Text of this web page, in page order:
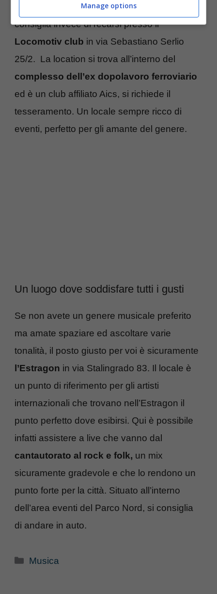
Per una serata all’insegna del rock, si
consiglia invece di recarsi presso il
Locomotiv club in via Sebastiano Serlio
25/2. La location si trova all’interno del
complesso dell’ex dopolavoro ferroviario
ed è un club affiliato Aics, si richiede il
tesseramento. Un locale sempre ricco di
eventi, perfetto per gli amante del genere.
Un luogo dove soddisfare tutti i gusti
Se non avete un genere musicale preferito
ma amate spaziare ed ascoltare varie
tonalità, il posto giusto per voi è sicuramente
l’Estragon in via Stalingrado 83. Il locale è
un punto di riferimento per gli artisti
internazionali che trovano nell’Estragon il
punto perfetto dove esibirsi. Qui è possibile
infatti assistere a live che vanno dal
cantautorato al rock e folk, un mix
sicuramente gradevole e che lo rendono un
punto forte per la città. Situato all’interno
dell’area eventi del Parco Nord, si consiglia
di andare in auto.
Categorie
Musica
Manage options